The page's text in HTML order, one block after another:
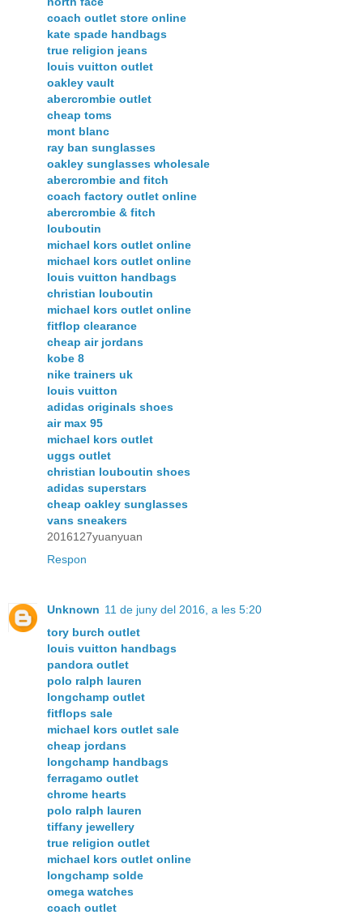
coach outlet store online
kate spade handbags
true religion jeans
louis vuitton outlet
oakley vault
abercrombie outlet
cheap toms
mont blanc
ray ban sunglasses
oakley sunglasses wholesale
abercrombie and fitch
coach factory outlet online
abercrombie & fitch
louboutin
michael kors outlet online
michael kors outlet online
louis vuitton handbags
christian louboutin
michael kors outlet online
fitflop clearance
cheap air jordans
kobe 8
nike trainers uk
louis vuitton
adidas originals shoes
air max 95
michael kors outlet
uggs outlet
christian louboutin shoes
adidas superstars
cheap oakley sunglasses
vans sneakers
2016127yuanyuan
Respon
Unknown 11 de juny del 2016, a les 5:20
tory burch outlet
louis vuitton handbags
pandora outlet
polo ralph lauren
longchamp outlet
fitflops sale
michael kors outlet sale
cheap jordans
longchamp handbags
ferragamo outlet
chrome hearts
polo ralph lauren
tiffany jewellery
true religion outlet
michael kors outlet online
longchamp solde
omega watches
coach outlet